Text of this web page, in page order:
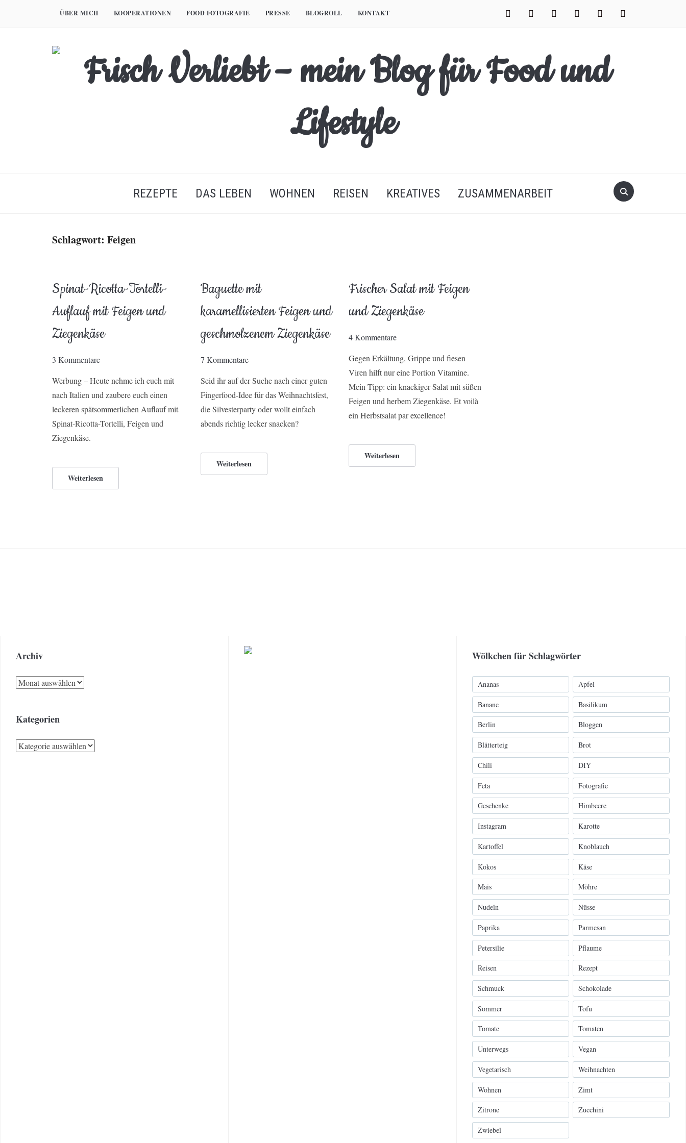
facebook instagram pinterest twitter xing youtube
ÜBER MICH KOOPERATIONEN FOOD FOTOGRAFIE PRESSE BLOGROLL KONTAKT
Search
for:
REZEPTE DAS LEBEN WOHNEN REISEN KREATIVES ZUSAMMENARBEIT
Schlagwort: Feigen
Spinat-Ricotta-Tortelli-
Auflauf mit Feigen und
Ziegenkäse
3 Kommentare
Werbung – Heute nehme ich euch mit
nach Italien und zaubere euch einen
leckeren spätsommerlichen Auflauf mit
Spinat-Ricotta-Tortelli, Feigen und
Ziegenkäse.
Weiterlesen
Baguette mit
karamellisierten Feigen und
geschmolzenem Ziegenkäse
7 Kommentare
Seid ihr auf der Suche nach einer guten
Fingerfood-Idee für das Weihnachtsfest,
die Silvesterparty oder wollt einfach
abends richtig lecker snacken?
Weiterlesen
Frischer Salat mit Feigen
und Ziegenkäse
4 Kommentare
Gegen Erkältung, Grippe und fiesen
Viren hilft nur eine Portion Vitamine.
Mein Tipp: ein knackiger Salat mit süßen
Feigen und herbem Ziegenkäse. Et voilà
ein Herbstsalat par excellence!
Weiterlesen
Archiv
Archiv
Kategorien
Kategorien
Wölkchen für Schlagwörter
Ananas Apfel
Banane Basilikum
Berlin Bloggen
Blätterteig Brot
Chili DIY
Feta Fotografie
Geschenke Himbeere
Instagram Karotte
Kartoffel Knoblauch
Kokos Käse
Mais Möhre
Nudeln Nüsse
Paprika Parmesan
Petersilie Pflaume
Reisen Rezept
Schmuck Schokolade
Sommer Tofu
Tomate Tomaten
Unterwegs Vegan
Vegetarisch Weihnachten
Wohnen Zimt
Zitrone Zucchini
Zwiebel